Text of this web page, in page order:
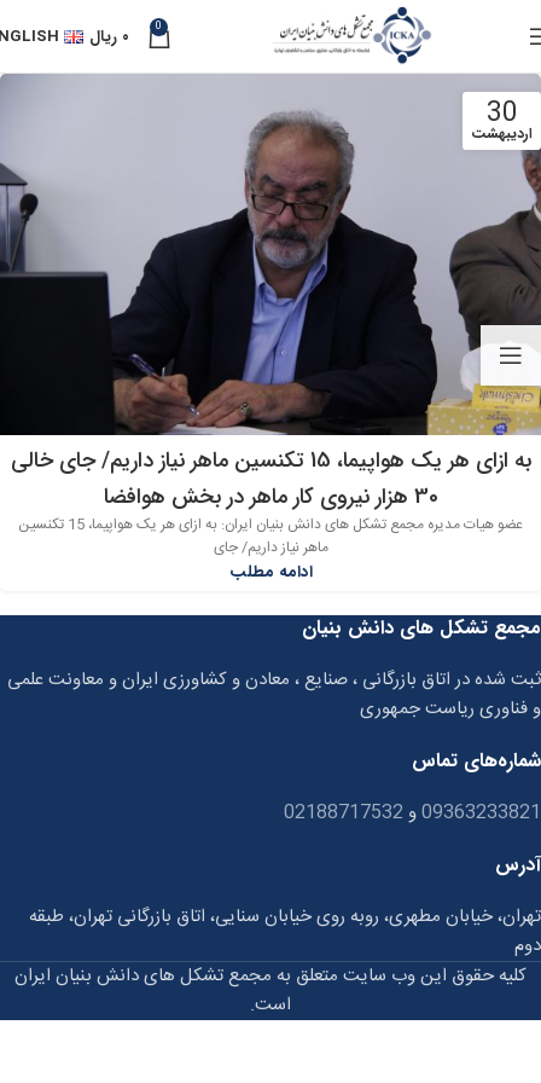
0 ۰ ریال
30
اردیبهشت
به ازای هر یک هواپیما، 15 تکنسین ماهر نیاز داریم/ جای خالی
30 هزار نیروی کار ماهر در بخش هوافضا
عضو هیات مدیره مجمع تشکل های دانش بنیان ایران: به ازای هر یک هواپیما، 15 تکنسین
ماهر نیاز داریم/ جای
ادامه مطلب
مجمع تشکل های دانش بنیان
ثبت شده در اتاق بازرگانی ، صنایع ، معادن و کشاورزی ایران و معاونت علمی
و فناوری ریاست جمهوری
شماره‌های تماس
09363233821و 02188717532
آدرس
تهران، خیابان مطهری، روبه روی خیابان سنایی، اتاق بازرگانی تهران، طبقه
دوم
کلیه حقوق این وب سایت متعلق به مجمع تشکل های دانش بنیان ایران
است.